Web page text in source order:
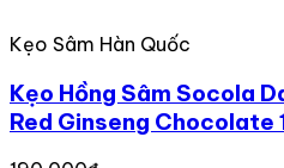
Kẹo Sâm Hàn Quốc
Kẹo Hồng Sâm Socola
Red Ginseng Chocolate